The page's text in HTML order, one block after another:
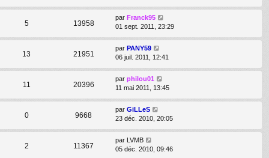
5 13958
par Franck95
01 sept. 2011, 23:29
13 21951
par PANY59
06 juil. 2011, 12:41
11 20396
par philou01
11 mai 2011, 13:45
0 9668
par GiLLeS
23 déc. 2010, 20:05
2 11367
par LVMB
05 déc. 2010, 09:46